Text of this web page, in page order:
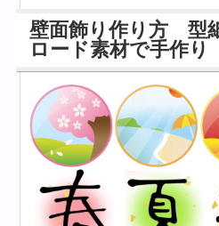
壁面飾り作り方 型
ロード素材で手作